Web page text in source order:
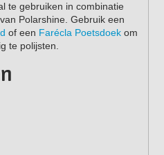
te gebruiken in combinatie
Polarshine. Gebruik een
of een Farécla Poetsdoekom
te polijsten.